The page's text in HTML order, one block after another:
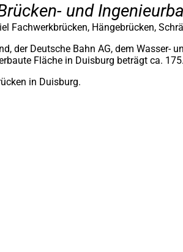
und
Hängebrücken,
der Deutsche Bahn AG, dem
Fläche in Duisburg beträgt ca.
in Duisburg.